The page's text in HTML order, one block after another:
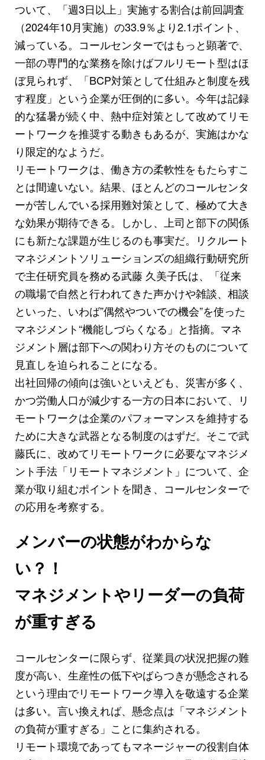
ついて、「週3日以上」実施する割合は前回調査
（2024年10月実施）の33.9％より2.1ポイント、
減っている。コールセンターではもっと顕著で、
一部の専門的な業務を除けばフルリモート型はほ
ぼ見られず、「BCP対策として仕組みと制度を残
す程度」という企業が圧倒的に多い。今年は記録
的な猛暑が続く中、熱中症対策として改めてリモ
ートワークを推奨する動きもあるが、実施はかな
り限定的なようだ。
リモートワークは、働き方の柔軟性をもたらすこ
とは間違いない。結果、ほとんどのコールセンタ
ーが苦しんでいる採用難対策として、極めて大き
な効果が期待できる。しかし、上司と部下の関係
にも新たな課題が生じるのも事実だ。リクルート
マネジメントソリューションズの組織行動研究所
で主任研究員を務める武藤 久美子氏は、「従来
の職場で自然と行われてきた声かけや雑談、相談
といった、いわば”偶然やついでの機会”を使った
マネジメント“機能しづらくなる」と指摘。マネ
ジメント層は部下への関わり方そのものについて
見直しを迫られることになる。
出社回帰の傾向は強いといえども、災害が多く、
かつ労働人口が減少する一方の日本において、リ
モートワークは企業のパフォーマンスを維持する
ために大きな武器となる制度のはずだ。そこで武
藤氏に、改めてリモートワークに必要なマネジメ
ント手法「リモートマネジメント」について、企
業が取り組むポイントを聞き、コールセンターで
の応用を考察する。
メンバーの状態がわからな
い？！
マネジメントやリーダーの負荷
が重すぎる
コールセンターに限らず、従業員の状況把握の難
度が高い、生産性の低下やばらつきが懸念される
という理由でリモートワーク導入を敬遠する企業
は多い。言い換えれば、懸念点は「マネジメント
の負荷が重すぎる」ことに集約される。
リモート環境であってもマネージャーの役割自体